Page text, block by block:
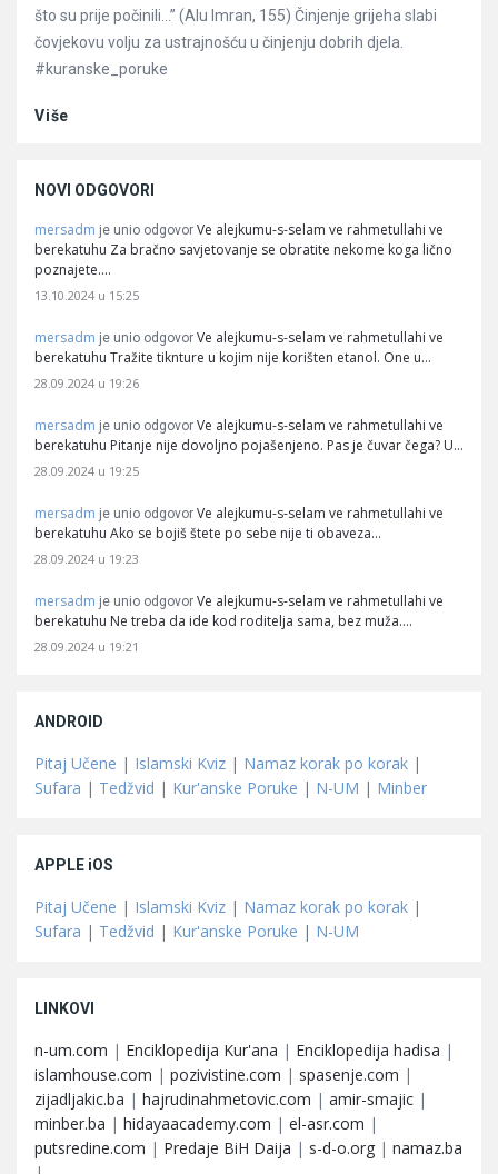
što su prije počinili…” (Alu Imran, 155) Činjenje grijeha slabi
čovjekovu volju za ustrajnošću u činjenju dobrih djela.
#kuranske_poruke
Više
NOVI ODGOVORI
mersadm je unio odgovor Ve alejkumu-s-selam ve rahmetullahi ve
berekatuhu Za bračno savjetovanje se obratite nekome koga lično
poznajete.…
13.10.2024 u 15:25
mersadm je unio odgovor Ve alejkumu-s-selam ve rahmetullahi ve
berekatuhu Tražite tiknture u kojim nije korišten etanol. One u…
28.09.2024 u 19:26
mersadm je unio odgovor Ve alejkumu-s-selam ve rahmetullahi ve
berekatuhu Pitanje nije dovoljno pojašenjeno. Pas je čuvar čega? U…
28.09.2024 u 19:25
mersadm je unio odgovor Ve alejkumu-s-selam ve rahmetullahi ve
berekatuhu Ako se bojiš štete po sebe nije ti obaveza…
28.09.2024 u 19:23
mersadm je unio odgovor Ve alejkumu-s-selam ve rahmetullahi ve
berekatuhu Ne treba da ide kod roditelja sama, bez muža.…
28.09.2024 u 19:21
ANDROID
Pitaj Učene | Islamski Kviz | Namaz korak po korak |
Sufara | Tedžvid | Kur'anske Poruke | N-UM | Minber
APPLE iOS
Pitaj Učene | Islamski Kviz | Namaz korak po korak |
Sufara | Tedžvid | Kur'anske Poruke | N-UM
LINKOVI
n-um.com | Enciklopedija Kur'ana | Enciklopedija hadisa |
islamhouse.com | pozivistine.com | spasenje.com |
zijadljakic.ba | hajrudinahmetovic.com | amir-smajic |
minber.ba | hidayaacademy.com | el-asr.com |
putsredine.com | Predaje BiH Daija | s-d-o.org | namaz.ba